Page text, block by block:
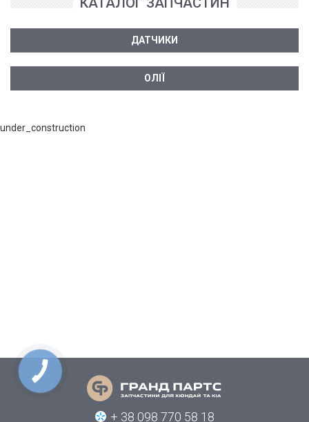
ДАТЧИКИ
ОЛІЇ
under_construction
+ 38 098 770 58 18
КНОПКА
СВЯЗИ